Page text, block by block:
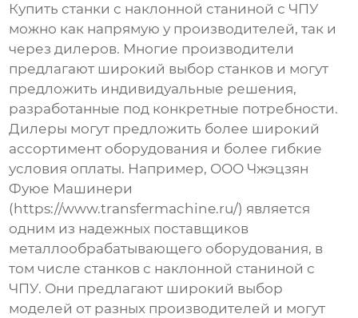
Купить станки с наклонной станиной с ЧПУ
можно как напрямую у производителей, так и
через дилеров. Многие производители
предлагают широкий выбор станков и могут
предложить индивидуальные решения,
разработанные под конкретные потребности.
Дилеры могут предложить более широкий
ассортимент оборудования и более гибкие
условия оплаты. Например, ООО Чжэцзян
Фуюе Машинери
(https://www.transfermachine.ru/) является
одним из надежных поставщиков
металлообрабатывающего оборудования, в
том числе станков с наклонной станиной с
ЧПУ. Они предлагают широкий выбор
моделей от разных производителей и могут